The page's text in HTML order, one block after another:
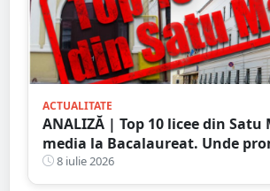
ACTUALITATE
ANALIZĂ | Top 10 licee din Satu
media la Bacalaureat. Unde
mai mulți elevi cu note mari
8 iulie 2026